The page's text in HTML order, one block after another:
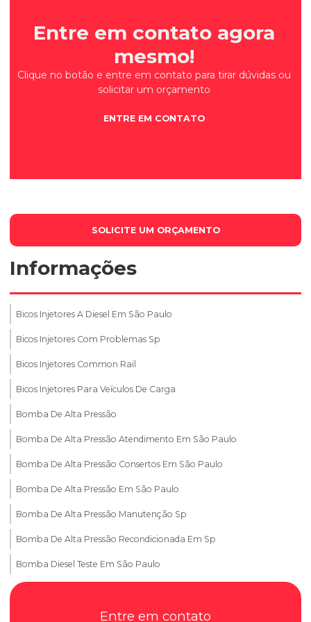
Entre em contato agora
mesmo!
Clique no botão e entre em contato para tirar dúvidas ou
solicitar um orçamento
ENTRE EM CONTATO
SOLICITE UM ORÇAMENTO
Informações
Bicos Injetores A Diesel Em São Paulo
Bicos Injetores Com Problemas Sp
Bicos Injetores Common Rail
Bicos Injetores Para Veículos De Carga
Bomba De Alta Pressão
Bomba De Alta Pressão Atendimento Em São Paulo
Bomba De Alta Pressão Consertos Em São Paulo
Bomba De Alta Pressão Em São Paulo
Bomba De Alta Pressão Manutenção Sp
Bomba De Alta Pressão Recondicionada Em Sp
Bomba Diesel Teste Em São Paulo
Conserto De Bomba De Alta Pressão Em Sp
Conserto De Bomba Diesel Em São Paulo
Entre em contato